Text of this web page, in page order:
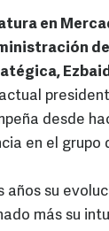
en
desde
en el grupo
años su
más su